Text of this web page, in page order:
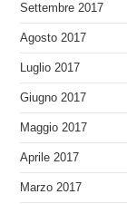
Settembre 2017
Agosto 2017
Luglio 2017
Giugno 2017
Maggio 2017
Aprile 2017
Marzo 2017